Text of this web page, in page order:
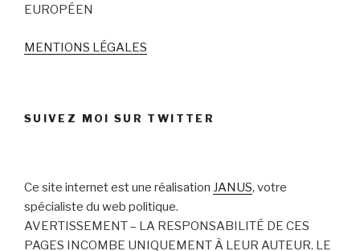
EUROPÉEN
MENTIONS LÉGALES
SUIVEZ MOI SUR TWITTER
Ce site internet est une réalisation JANUS, votre
spécialiste du web politique.
AVERTISSEMENT – LA RESPONSABILITÉ DE CES
PAGES INCOMBE UNIQUEMENT À LEUR AUTEUR. LE